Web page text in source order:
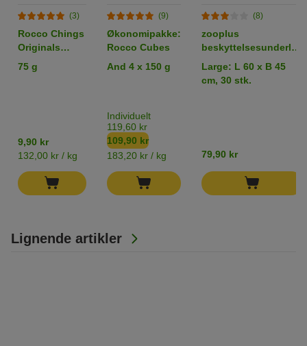
Lignende artikler
(3)
Rocco Chings
Originals
Kyllingebryst i
strimler
75 g
9,90 kr
132,00 kr / kg
(9)
Økonomipakke:
Rocco Cubes
And 4 x 150 g
Individuelt
119,60 kr
109,90 kr
183,20 kr / kg
(8)
zooplus
beskyttelsesunderlag
til hundehvalpe
Large: L 60 x B 45
cm, 30 stk.
79,90 kr